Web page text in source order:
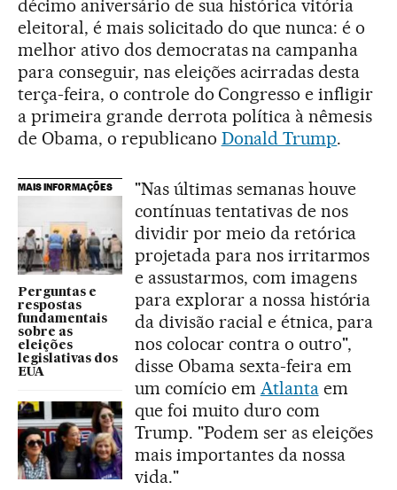
décimo aniversário de sua histórica vitória
eleitoral, é mais solicitado do que nunca: é o
melhor ativo dos democratas na campanha
para conseguir, nas eleições acirradas desta
terça-feira, o controle do Congresso e infligir
a primeira grande derrota política à nêmesis
de Obama, o republicano Donald Trump.
MAIS INFORMAÇÕES
Perguntas e
respostas
fundamentais
sobre as
eleições
legislativas dos
EUA
"Nas últimas semanas houve
contínuas tentativas de nos
dividir por meio da retórica
projetada para nos irritarmos
e assustarmos, com imagens
para explorar a nossa história
da divisão racial e étnica, para
nos colocar contra o outro",
disse Obama sexta-feira em
um comício em Atlantaem
que foi muito duro com
Trump. "Podem ser as eleições
mais importantes da nossa
vida."